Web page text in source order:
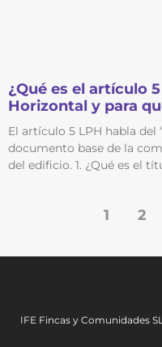
¿Qué es el artículo
Horizontal y para
El artículo 5 LPH habla
documento base de la
del edificio. 1. ¿Qué es el
1 2
IFE Fincas y Comunidades